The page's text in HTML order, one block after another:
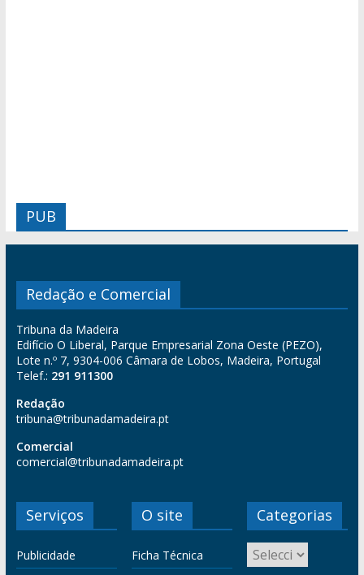
PUB
Redação e Comercial
Tribuna da Madeira
Edifício O Liberal, Parque Empresarial Zona Oeste (PEZO),
Lote n.º 7, 9304-006 Câmara de Lobos, Madeira, Portugal
Telef.: 291 911300
Redação
tribuna@tribunadamadeira.pt
Comercial
comercial@tribunadamadeira.pt
Serviços
Publicidade
O site
Ficha Técnica
Categorias